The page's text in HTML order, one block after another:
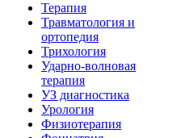
Терапия
Травматология и
ортопедия
Трихология
Ударно-волновая
терапия
УЗ диагностика
Урология
Физиотерапия